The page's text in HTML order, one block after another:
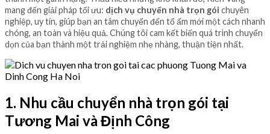
mang đến giải pháp tối ưu: dịch vụ chuyển nhà trọn gói chuyên
nghiệp, uy tín, giúp bạn an tâm chuyển đến tổ ấm mới một cách nhanh
chóng, an toàn và hiệu quả. Chúng tôi cam kết biến quá trình chuyển
dọn của bạn thành một trải nghiệm nhẹ nhàng, thuận tiện nhất.
1. Nhu cầu chuyển nhà trọn gói tại
Tương Mai và Định Công